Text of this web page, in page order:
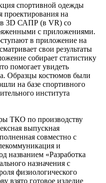
спортивной одежды
проектирования на
в 3D САПР (в VR) со
с приложениями.
в приложение на
свои результаты
собирает статистику
помогает увидеть
Образцы костюмов были
на базе спортивного
института
ТКО по производству
выпускная
совместно с
и
«Разработка
назначения с
физиологического
взято готовое изделие